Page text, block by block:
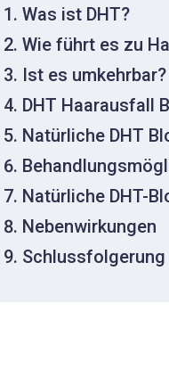
Was ist DHT?
Wie führt es zu
Ist es umkehrbar?
DHT Haarausfall
Natürliche DHT
Natürliche DHT-
Nebenwirkungen
Schlussfolgerung